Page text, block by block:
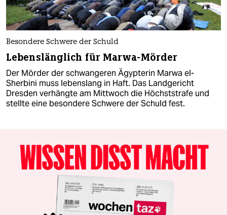
Besondere Schwere der Schuld
Lebenslänglich für Marwa-Mörder
Der Mörder der schwangeren Ägypterin Marwa el-
Sherbini muss lebenslang in Haft. Das Landgericht
Dresden verhängte am Mittwoch die Höchststrafe und
stellte eine besondere Schwere der Schuld fest.